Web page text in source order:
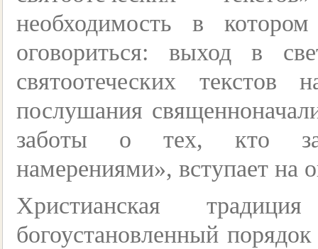
необходимость в
оговориться: выход в
святоотеческих
послушания
заботы о тех, кто
намерениями», вступает на
Христианская
богоустановленный